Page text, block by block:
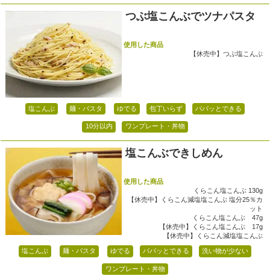
つぶ塩こんぶでツナパスタ
使用した商品
【休売中】つぶ塩こんぶ
塩こんぶ 麺・パスタ ゆでる 包丁いらず パパッとできる
10分以内 ワンプレート・丼物
塩こんぶできしめん
使用した商品
くらこん塩こんぶ 130g
【休売中】くらこん減塩塩こんぶ 塩分25％カ
ット
くらこん塩こんぶ 47g
【休売中】くらこん塩こんぶ 17g
【休売中】くらこん減塩塩こんぶ
塩こんぶ 麺・パスタ ゆでる パパッとできる 洗い物が少ない
ワンプレート・丼物